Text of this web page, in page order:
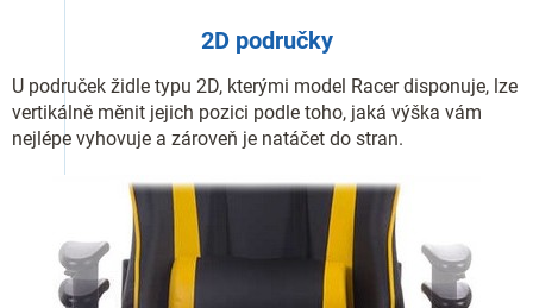
2D područky
U područek židle typu 2D, kterými model Racer disponuje, lze
vertikálně měnit jejich pozici podle toho, jaká výška vám
nejlépe vyhovuje a zároveň je natáčet do stran.